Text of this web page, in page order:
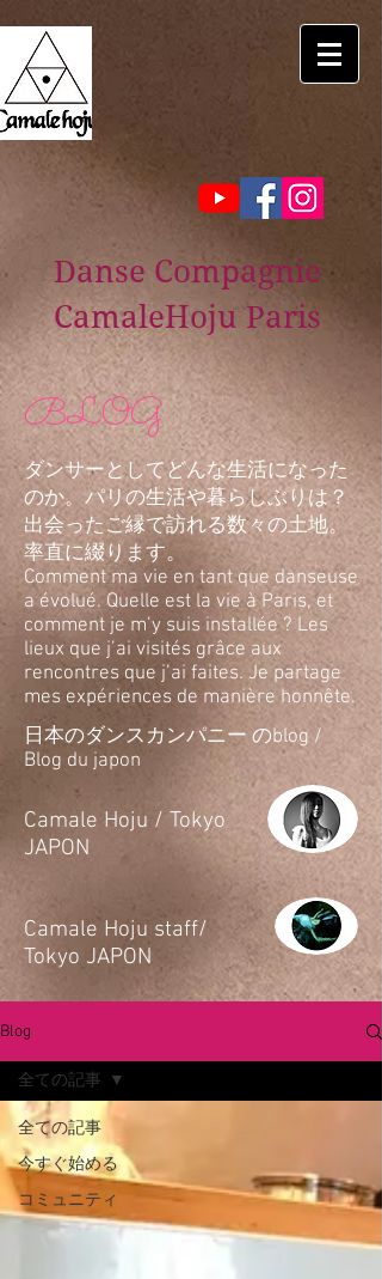
Danse Compagnie
CamaleHoju Paris
BLOG
ダンサーとしてどんな生活になった
のか。パリの生活や暮らしぶりは？
出会ったご縁で訪れる数々の土地。
率直に綴ります。
Comment ma vie en tant que danseuse
a évolué. Quelle est la vie à Paris, et
comment je m’y suis installée ? Les
lieux que j’ai visités grâce aux
rencontres que j’ai faites. Je partage
mes expériences de manière honnête.
日本のダンスカンパニー のblog /
Blog du japon
​Camale Hoju / Tokyo
JAPON
​Camale Hoju staff/
Tokyo JAPON
Blog
全ての記事
今すぐ始める
コミュニティ
全ての記事